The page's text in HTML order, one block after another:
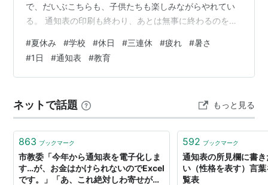
で、だいぶこちらも、子供たちも楽しみながらやれてい
る。 通知表の印刷も終わり、あとは無事に終わるのを待
出てきているが、乗り切っていく。
#夏休み #学校 #休日 #三連休 #疲れ #暑さ
#1日 #通知表 #教育
ネットで話題 もっと見る
863 ブックマーク
市教委「今年から通知表を電子化しま
す…が、お金はかけられないのでExcel
です。」「あ、これ絶対しわ寄せが現
592 ブックマーク
通知表の所見欄に書
い（性格を表す）言
覧表